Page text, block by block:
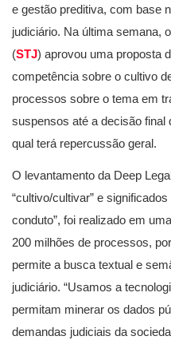
e gestão preditiva, com base
judiciário. Na última semana,
(STJ) aprovou uma proposta
competência sobre o cultivo
processos sobre o tema em
suspensos até a decisão final
qual terá repercussão geral.
O levantamento da Deep
“cultivo/cultivar” e
conduto”, foi realizado em
200 milhões de processos,
permite a busca textual e
judiciário. “Usamos a
permitam minerar os dados
demandas judiciais da